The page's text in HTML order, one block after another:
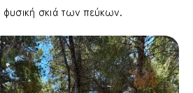
σκιά των πεύκων.